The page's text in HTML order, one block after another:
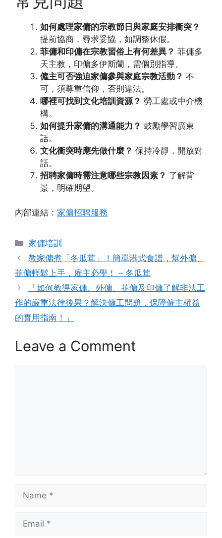
如何處理家傭的宗教節日與家庭安排衝突？
提前協商，尋求妥協，如調整休假。
菲傭和印傭在宗教習俗上有何差異？ 菲傭多
天主教，印傭多伊斯蘭，需個別指導。
僱主可否強迫家傭參與家庭宗教活動？ 不
可，須尊重信仰，否則違法。
哪裡可找到文化培訓資源？ 勞工處或中介機
構。
如何提升家傭的溝通能力？ 鼓勵學習廣東
話。
文化衝突時應先做什麼？ 保持冷靜，開放對
話。
招聘家傭時需注意哪些宗教因素？ 了解背
景，明確期望。
內部連結： 家傭招聘服務
Categories
家傭培訓
教家傭煮「冬瓜茸」！簡單港式食譜，幫外傭、
菲傭輕鬆上手，雇主必學！ – 冬瓜茸
「如何教導家傭、外傭、菲傭及印傭了解非法工
作的嚴重法律後果？解決傭工問題，保障僱主權益
的實用指南！」
Leave a Comment